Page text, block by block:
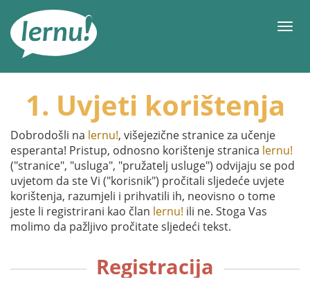
Meni
1. Uvjeti korištenja
Dobrodošli na lernu!, višejezične stranice za učenje
esperanta! Pristup, odnosno korištenje stranica lernu!
("stranice", "usluga", "pružatelj usluge") odvijaju se pod
uvjetom da ste Vi ("korisnik") pročitali sljedeće uvjete
korištenja, razumjeli i prihvatili ih, neovisno o tome
jeste li registrirani kao član lernu! ili ne. Stoga Vas
molimo da pažljivo pročitate sljedeći tekst.
Registracija